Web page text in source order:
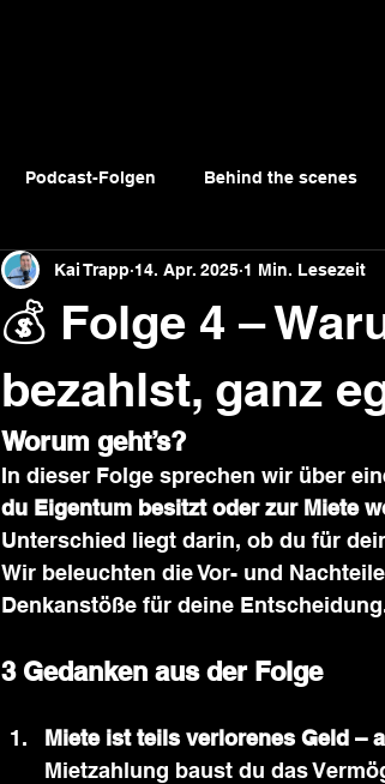
Podcast-Folgen Behind the scenes
💰 Folge 4 –
bezahlst, ganz
Kai Trapp 14. Apr. 2025 1 Min. Lesezeit
Worum geht’s?
In dieser Folge sprechen wir über
du Eigentum besitzt oder zur Miete
Unterschied liegt darin, ob du für
Wir beleuchten die Vor- und
Denkanstöße für deine
3 Gedanken aus der Folge
Miete ist teils verlorenes Geld –
Mietzahlung baust du das